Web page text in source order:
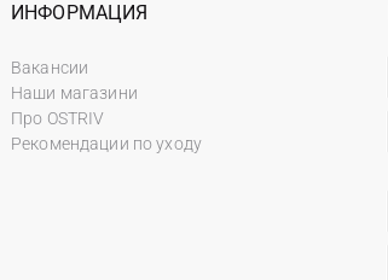
ИНФОРМАЦИЯ
Вакансии
Наши магазини
Про OSTRIV
Рекомендации по уходу